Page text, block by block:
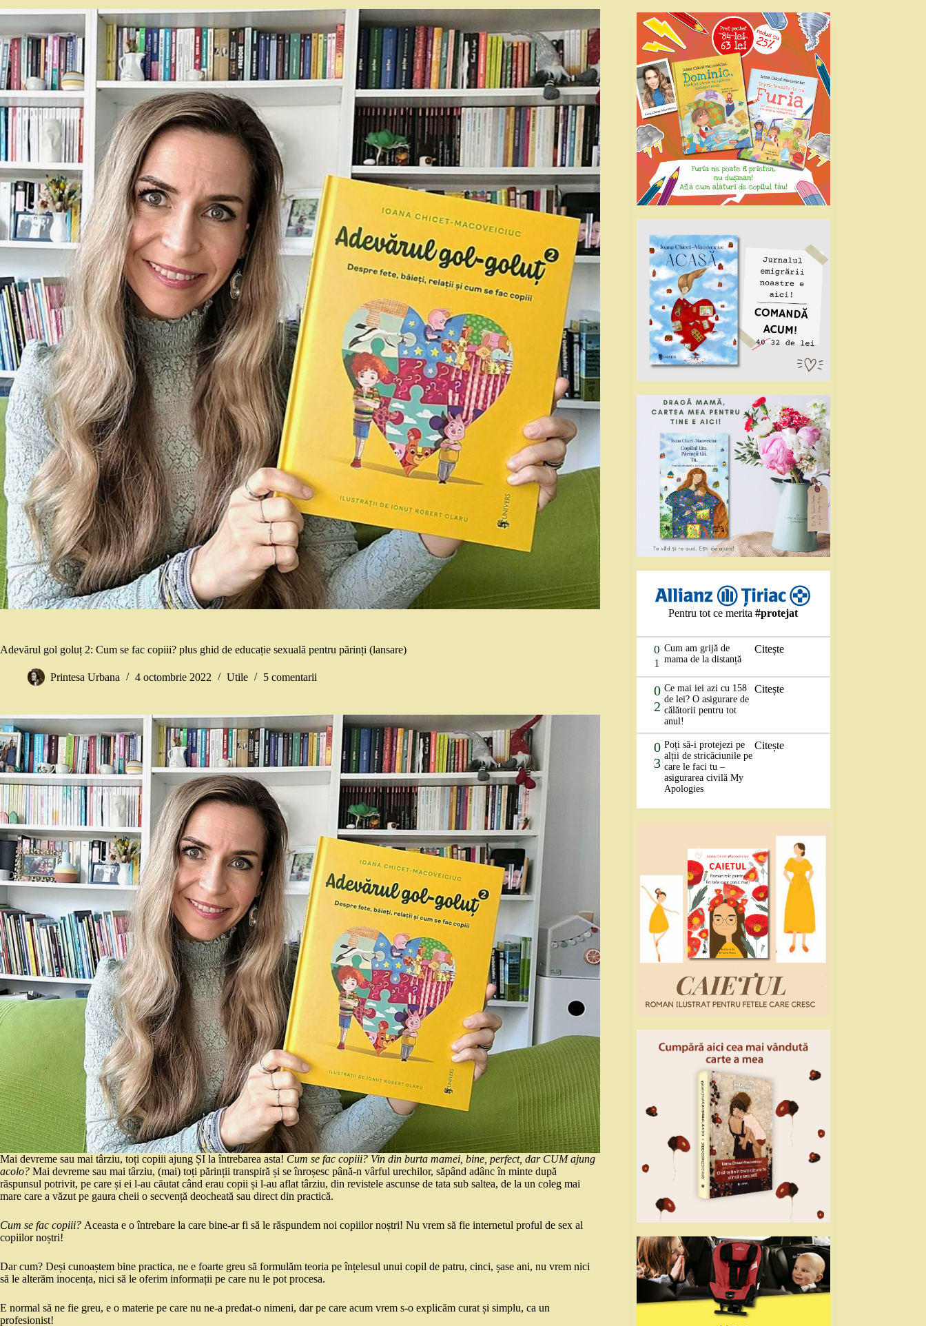
Adevărul gol goluț 2: Cum se fac copiii? plus ghid de educație sexuală pentru părinți (lansare)
Printesa Urbana 4 octombrie 2022 Utile 5 comentarii
Mai devreme sau mai târziu, toți copiii ajung ȘI la întrebarea asta! Cum se fac copiii? Vin din burta mamei, bine, perfect, dar CUM ajung
acolo? Mai devreme sau mai târziu, (mai) toți părinții transpiră și se înroșesc până-n vârful urechilor, săpând adânc în minte după
răspunsul potrivit, pe care și ei l-au căutat când erau copii și l-au aflat târziu, din revistele ascunse de tata sub saltea, de la un coleg mai
mare care a văzut pe gaura cheii o secvență deocheată sau direct din practică.
Cum se fac copiii? Aceasta e o întrebare la care bine-ar fi să le răspundem noi copiilor noștri! Nu vrem să fie internetul proful de sex al
copiilor noștri!
Dar cum? Deși cunoaștem bine practica, ne e foarte greu să formulăm teoria pe înțelesul unui copil de patru, cinci, șase ani, nu vrem nici
să le alterăm inocența, nici să le oferim informații pe care nu le pot procesa.
E normal să ne fie greu, e o materie pe care nu ne-a predat-o nimeni, dar pe care acum vrem s-o explicăm curat și simplu, ca un
profesionist!
Pentru tot ce merita#protejat
0
1
Cum am grijă de
mama de la distanță
Citește
0
2
Ce mai iei azi cu 158
de lei? O asigurare de
călătorii pentru tot
anul!
Citește
0
3
Poți să-i protejezi pe
alții de stricăciunile pe
care le faci tu –
asigurarea civilă My
Apologies
Citește